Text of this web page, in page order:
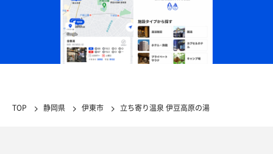
特上漁心丼
TOP 静岡県 伊東市 立ち寄り温泉 伊豆高原の湯